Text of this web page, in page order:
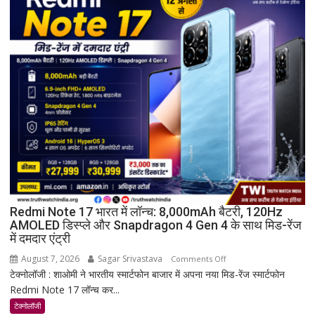
Redmi Note 17 भारत में लॉन्च: 8,000mAh बैटरी, 120Hz
AMOLED डिस्प्ले और Snapdragon 4 Gen 4 के साथ मिड-रेंज
में दमदार एंट्री
August 7, 2026 Sagar Srivastava Comments Offon
Redmi
टेक्नोलॉजी : शाओमी ने भारतीय स्मार्टफोन बाजार में अपना नया मिड-रेंज स्मार्टफोन
Redmi Note 17 लॉन्च कर...
टेक्नोलॉजी